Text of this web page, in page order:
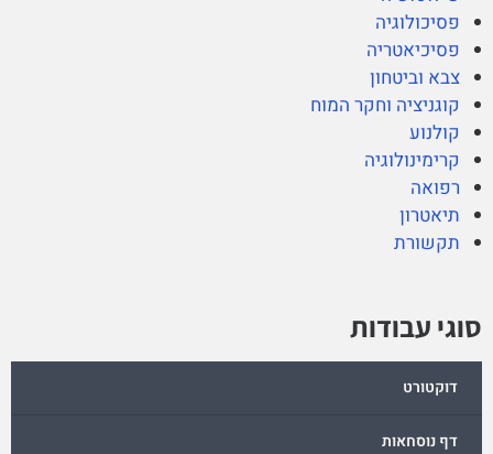
פסיכולוגיה
פסיכיאטריה
צבא וביטחון
קוגניציה וחקר המוח
קולנוע
קרימינולוגיה
רפואה
תיאטרון
תקשורת
סוגי עבודות
דוקטורט
דף נוסחאות